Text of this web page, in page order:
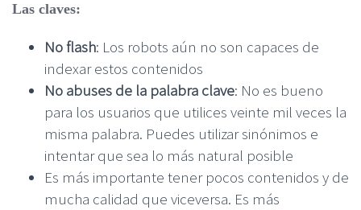
Las claves:
No flash: Los robots aún no son capaces de
indexar estos contenidos
No abuses de la palabra clave: No es bueno
para los usuarios que utilices veinte mil veces la
misma palabra. Puedes utilizar sinónimos e
intentar que sea lo más natural posible
Es más importante tener pocos contenidos y de
mucha calidad que viceversa. Es más